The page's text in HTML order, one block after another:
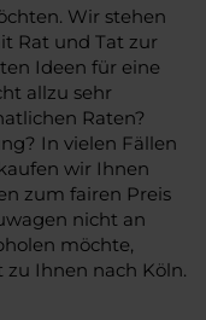
Wir stehen
Rat und Tat zur
Ideen für eine
allzu sehr
Raten?
In vielen Fällen
wir Ihnen
zum fairen Preis
nicht an
möchte,
Ihnen nach Köln.